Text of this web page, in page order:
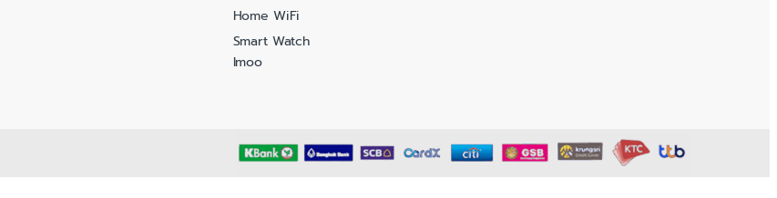
Home WiFi
Smart Watch
Imoo